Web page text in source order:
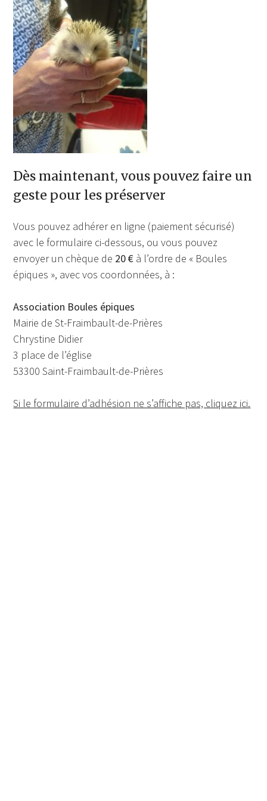
Dès maintenant, vous pouvez faire un
geste pour les préserver
Vous pouvez adhérer en ligne (paiement sécurisé)
avec le formulaire ci-dessous, ou vous pouvez
envoyer un chèque de 20 € à l’ordre de « Boules
épiques », avec vos coordonnées, à :
Association Boules épiques
Mairie de St-Fraimbault-de-Prières
Chrystine Didier
3 place de l’église
53300 Saint-Fraimbault-de-Prières
Si le formulaire d’adhésion ne s’affiche pas, cliquez ici.